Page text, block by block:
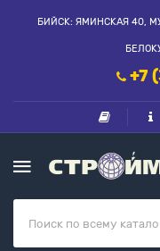
БИЙСК: ЯМИНСКАЯ 40,
+7